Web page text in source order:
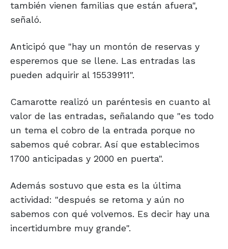
también vienen familias que están afuera",
señaló.
Anticipó que "hay un montón de reservas y
esperemos que se llene. Las entradas las
pueden adquirir al 15539911".
Camarotte realizó un paréntesis en cuanto al
valor de las entradas, señalando que "es todo
un tema el cobro de la entrada porque no
sabemos qué cobrar. Así que establecimos
1700 anticipadas y 2000 en puerta".
Además sostuvo que esta es la última
actividad: "después se retoma y aún no
sabemos con qué volvemos. Es decir hay una
incertidumbre muy grande".